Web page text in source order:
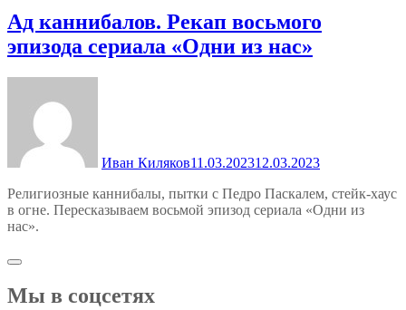
Ад каннибалов. Рекап восьмого
эпизода сериала «Одни из нас»
Иван Киляков11.03.202312.03.2023
Религиозные каннибалы, пытки с Педро Паскалем, стейк-хаус
в огне. Пересказываем восьмой эпизод сериала «Одни из
нас».
Мы в соцсетях